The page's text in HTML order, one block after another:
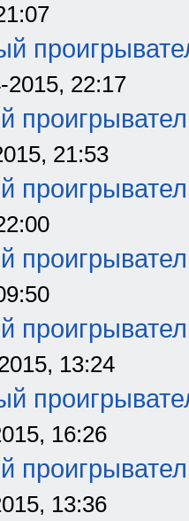
2015, 22:17
21:53
13:24
16:26
13:36